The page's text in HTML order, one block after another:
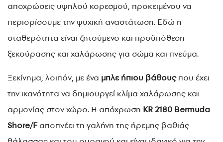
αποχρώσεις υψηλού κορεσμού, προκειμένου να
περιορίσουμε την ψυχική αναστάτωση. Εδώ η
σταθερότητα είναι ζητούμενο και προϋπόθεση
ξεκούρασης και χαλάρωσης για σώμα και πνεύμα.
Ξεκίνημα, λοιπόν, με ένα μπλε ήπιου βάθουςπου έχει
την ικανότητα να δημιουργεί κλίμα χαλάρωσης και
αρμονίας στον χώρο. Η απόχρωση KR 2180 Bermuda
Shore/Fαποπνέει τη γαλήνη της ήρεμης βαθιάς